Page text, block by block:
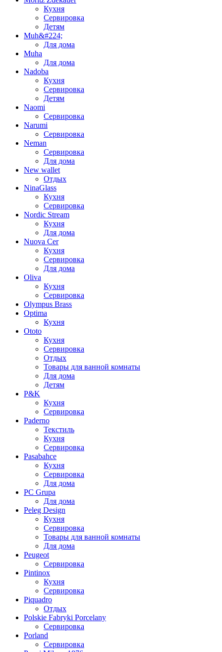
Кухня
Сервировка
Детям
Muh&#224;
Для дома
Muha
Для дома
Nadoba
Кухня
Сервировка
Детям
Naomi
Сервировка
Narumi
Сервировка
Neman
Сервировка
Для дома
New wallet
Отдых
NinaGlass
Кухня
Сервировка
Nordic Stream
Кухня
Для дома
Nuova Cer
Кухня
Сервировка
Для дома
Oliva
Кухня
Сервировка
Olympus Brass
Optima
Кухня
Ototo
Кухня
Сервировка
Отдых
Товары для ванной комнаты
Для дома
Детям
P&K
Кухня
Сервировка
Paderno
Текстиль
Кухня
Сервировка
Pasabahce
Кухня
Сервировка
Для дома
PC Grupa
Для дома
Peleg Design
Кухня
Сервировка
Товары для ванной комнаты
Для дома
Peugeot
Сервировка
Pintinox
Кухня
Сервировка
Piquadro
Отдых
Polskie Fabryki Porcelany
Сервировка
Porland
Сервировка